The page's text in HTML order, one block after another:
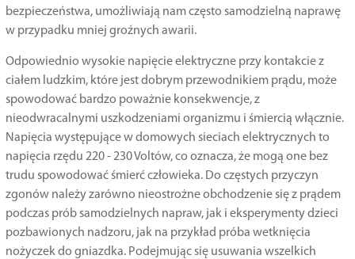
bezpieczeństwa, umożliwiają nam często samodzielną naprawę
w przypadku mniej groźnych awarii.
Odpowiednio wysokie napięcie elektryczne przy kontakcie z
ciałem ludzkim, które jest dobrym przewodnikiem prądu, może
spowodować bardzo poważnie konsekwencje, z
nieodwracalnymi uszkodzeniami organizmu i śmiercią włącznie.
Napięcia występujące w domowych sieciach elektrycznych to
napięcia rzędu 220 - 230 Voltów, co oznacza, że mogą one bez
trudu spowodować śmierć człowieka. Do częstych przyczyn
zgonów należy zarówno nieostrożne obchodzenie się z prądem
podczas prób samodzielnych napraw, jak i eksperymenty dzieci
pozbawionych nadzoru, jak na przykład próba wetknięcia
nożyczek do gniazdka. Podejmując się usuwania wszelkich